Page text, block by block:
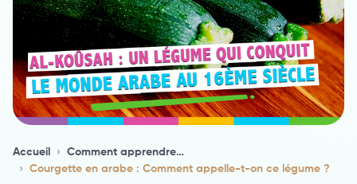
Accueil ›
Comment apprendre l'arabe
›
Courgette en arabe : Comment appelle-t-on ce légume ?